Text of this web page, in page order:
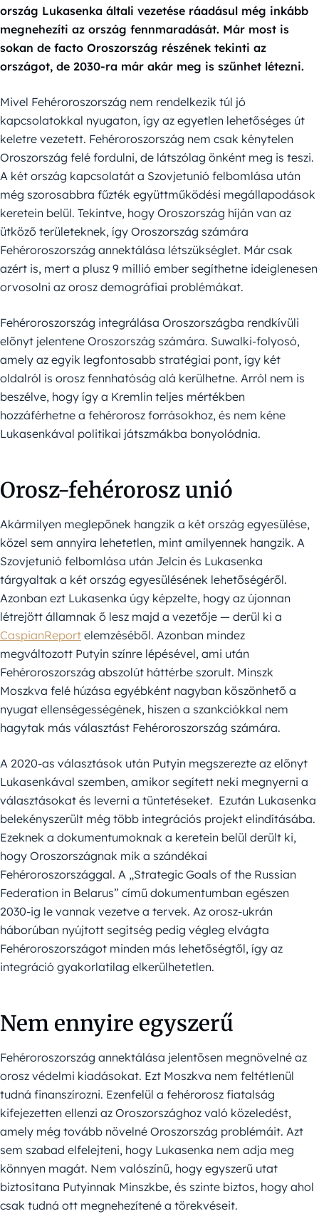
ország Lukasenka általi vezetése ráadásul még inkább
megnehezíti az ország fennmaradását. Már most is
sokan de facto Oroszország részének tekinti az
országot, de 2030-ra már akár meg is szűnhet létezni.
Mivel Fehéroroszország nem rendelkezik túl jó
kapcsolatokkal nyugaton, így az egyetlen lehetőséges út
keletre vezetett. Fehéroroszország nem csak kénytelen
Oroszország felé fordulni, de látszólag önként meg is teszi.
A két ország kapcsolatát a Szovjetunió felbomlása után
még szorosabbra fűzték együttműködési megállapodások
keretein belül. Tekintve, hogy Oroszország híján van az
ütköző területeknek, így Oroszország számára
Fehéroroszország annektálása létszükséglet. Már csak
azért is, mert a plusz 9 millió ember segíthetne ideiglenesen
orvosolni az orosz demográfiai problémákat.
Fehéroroszország integrálása Oroszországba rendkívüli
előnyt jelentene Oroszország számára. Suwalki-folyosó,
amely az egyik legfontosabb stratégiai pont, így két
oldalról is orosz fennhatóság alá kerülhetne. Arról nem is
beszélve, hogy így a Kremlin teljes mértékben
hozzáférhetne a fehérorosz forrásokhoz, és nem kéne
Lukasenkával politikai játszmákba bonyolódnia.
Orosz-fehérorosz unió
Akármilyen meglepőnek hangzik a két ország egyesülése,
közel sem annyira lehetetlen, mint amilyennek hangzik. A
Szovjetunió felbomlása után Jelcin és Lukasenka
tárgyaltak a két ország egyesülésének lehetőségéről.
Azonban ezt Lukasenka úgy képzelte, hogy az újonnan
létrejött államnak ő lesz majd a vezetője — derül ki a
CaspianReport elemzéséből. Azonban mindez
megváltozott Putyin színre lépésével, ami után
Fehéroroszország abszolút háttérbe szorult. Minszk
Moszkva felé húzása egyébként nagyban köszönhető a
nyugat ellenségességének, hiszen a szankciókkal nem
hagytak más választást Fehéroroszország számára.
A 2020-as választások után Putyin megszerezte az előnyt
Lukasenkával szemben, amikor segített neki megnyerni a
választásokat és leverni a tüntetéseket. Ezután Lukasenka
belekényszerült még több integrációs projekt elindításába.
Ezeknek a dokumentumoknak a keretein belül derült ki,
hogy Oroszországnak mik a szándékai
Fehéroroszországgal. A „Strategic Goals of the Russian
Federation in Belarus” című dokumentumban egészen
2030-ig le vannak vezetve a tervek. Az orosz-ukrán
háborúban nyújtott segítség pedig végleg elvágta
Fehéroroszországot minden más lehetőségtől, így az
integráció gyakorlatilag elkerülhetetlen.
Nem ennyire egyszerű
Fehéroroszország annektálása jelentősen megnövelné az
orosz védelmi kiadásokat. Ezt Moszkva nem feltétlenül
tudná finanszírozni. Ezenfelül a fehérorosz fiatalság
kifejezetten ellenzi az Oroszországhoz való közeledést,
amely még tovább növelné Oroszország problémáit. Azt
sem szabad elfelejteni, hogy Lukasenka nem adja meg
könnyen magát. Nem valószínű, hogy egyszerű utat
biztosítana Putyinnak Minszkbe, és szinte biztos, hogy ahol
csak tudná ott megnehezítené a törekvéseit.